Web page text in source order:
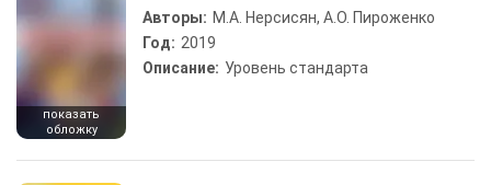
показать
обложку
Авторы: М.А. Нерсисян, А.О. Пироженко
Год: 2019
Описание: Уровень стандарта